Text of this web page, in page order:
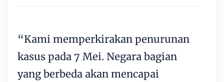
“Kami memperkirakan penurunan
kasus pada 7 Mei. Negara bagian
yang berbeda akan mencapai